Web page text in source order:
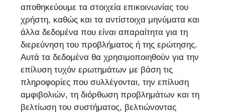
αποθηκεύουμε τα στοιχεία επικοινωνίας του
χρήστη, καθώς και τα αντίστοιχα μηνύματα και
άλλα δεδομένα που είναι απαραίτητα για τη
διερεύνηση του προβλήματος ή της ερώτησης.
Αυτά τα δεδομένα θα χρησιμοποιηθούν για την
επίλυση τυχόν ερωτημάτων με βάση τις
πληροφορίες που συλλέγονται, την επίλυση
αμφιβολιών, τη διόρθωση προβλημάτων και τη
βελτίωση του συστήματος, βελτιώνοντας